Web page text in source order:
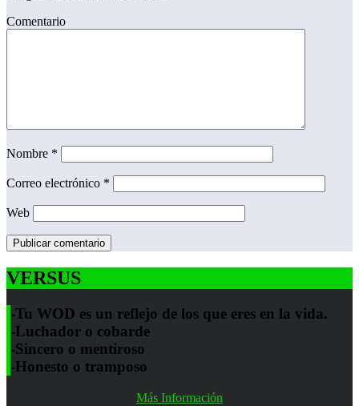
Comentario
Nombre *
Correo electrónico *
Web
VERSUS
-Tu WOD es un reflejo de los que eres en la vida.
-Luchador o cobarde
-Sincero o mentiroso
-Honesto o tramposo
Más Información